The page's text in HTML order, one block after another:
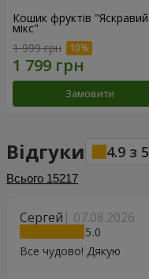
Кошик фруктів "Яскравий
мікс"
1 999 грн
Замовити
Відгуки 4.9 з 5
Всього 15217
Сергей 07.08.2026
5
Все чудово! Дякую